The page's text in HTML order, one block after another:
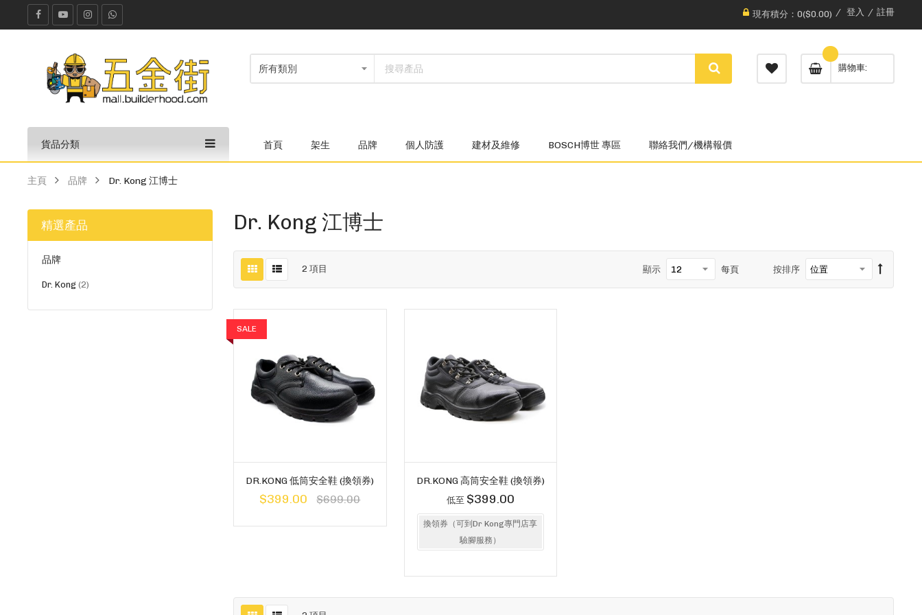
現有積分：0($0.00) 登入 註冊
購物車
貨品分類 首頁 架生 品牌 個人防護 建材及維修 BOSCH博世 專區 聯絡我們/機構報價
主頁 品牌 Dr. Kong 江博士
Dr. Kong 江博士
2 項目 按排序
顯示 每頁
SALE
DR.KONG 低筒安全鞋 (換領券)
$399.00 $699.00
DR.KONG 高筒安全鞋 (換領券)
低至 $399.00
換領券（可到Dr Kong專門店享
驗腳服務）
精選產品
品牌
Dr. Kong 2貨